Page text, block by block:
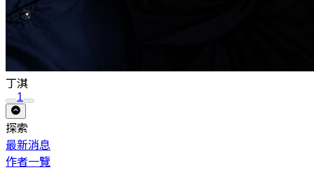
丁淇
1
探索
最新消息
作者一覽